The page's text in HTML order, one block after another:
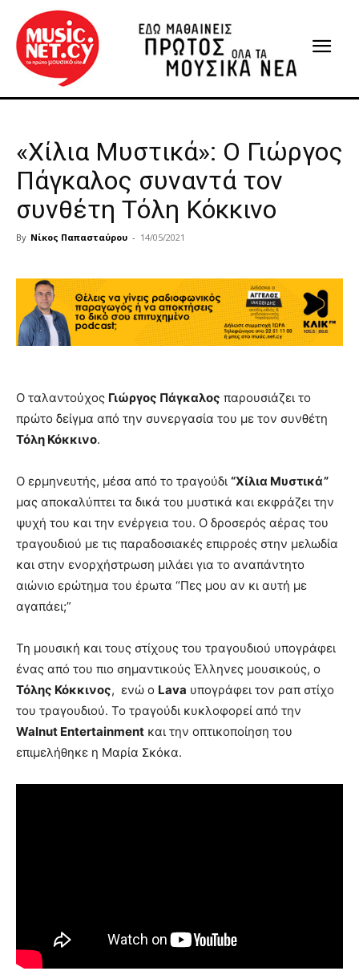
«Χίλια Μυστικά»: Ο Γιώργος
Πάγκαλος συναντά τον
συνθέτη Τόλη Κόκκινο
By Νίκος Παπασταύρου - 14/05/2021
O ταλαντούχος Γιώργος Πάγκαλος παρουσιάζει το
πρώτο δείγμα από την συνεργασία του με τον συνθέτη
Τόλη Κόκκινο.
O ερμηνευτής, μέσα από το τραγούδι “Χίλια Μυστικά”
μας αποκαλύπτει τα δικά του μυστικά και εκφράζει την
ψυχή του και την ενέργεια του. Ο δροσερός αέρας του
τραγουδιού με τις παραδοσιακές επιρροές στην μελωδία
και στην ενορχήστρωση μιλάει για το αναπάντητο
αιώνιο ερώτημα του έρωτα “Πες μου αν κι αυτή με
αγαπάει;”
Τη μουσική και τους στίχους του τραγουδιού υπογράφει
ένας από του πιο σημαντικούς Έλληνες μουσικούς, o
Τόλης Κόκκινος, ενώ ο Lava υπογράφει τον ραπ στίχο
του τραγουδιού. Το τραγούδι κυκλοφορεί από την
Walnut Entertainment και την οπτικοποίηση του
επιμελήθηκε η Μαρία Σκόκα.